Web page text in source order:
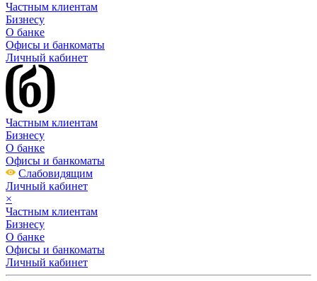
Частным клиентам
Бизнесу
О банке
Офисы и банкоматы
Личный кабинет
Частным клиентам
Бизнесу
О банке
Офисы и банкоматы
Слабовидящим
Личный кабинет
×
Частным клиентам
Бизнесу
О банке
Офисы и банкоматы
Личный кабинет